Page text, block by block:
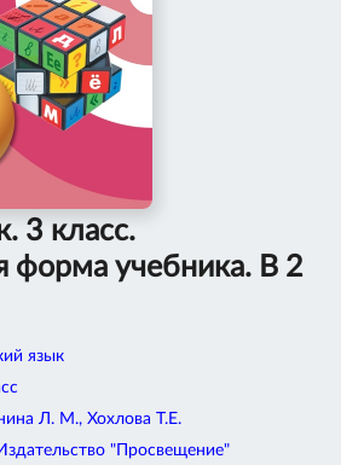
3 класс.
форма учебника. В 2
язык
Л. М., Хохлова Т.Е.
"Просвещение"